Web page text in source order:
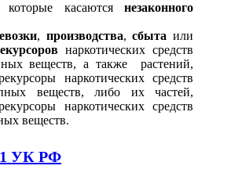
которые касаются незаконного
, производства,сбыта или
наркотических средств
веществ, а также растений,
наркотических средств
веществ, либо их частей,
наркотических средств
веществ.
УК РФ